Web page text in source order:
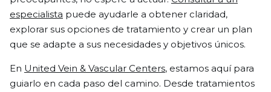
especialista puede ayudarle a obtener claridad,
explorar sus opciones de tratamiento y crear un plan
que se adapte a sus necesidades y objetivos únicos.
En United Vein & Vascular Centers, estamos aquí para
guiarlo en cada paso del camino. Desde tratamientos